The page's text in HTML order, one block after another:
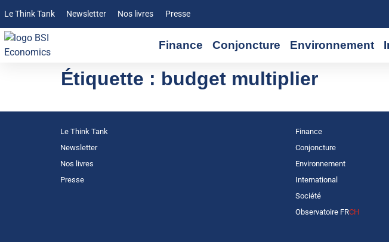
Le Think Tank Newsletter Nos livres Presse
Finance Conjoncture Environnement
Étiquette : budget multiplier
Le Think Tank
Newsletter
Nos livres
Presse
Finance
Conjoncture
Environnement
International
Société
Observatoire FRCH